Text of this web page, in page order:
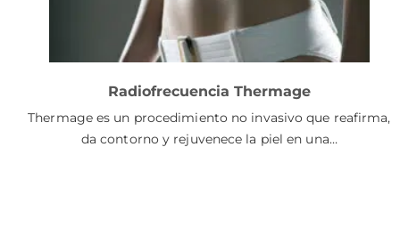
Radiofrecuencia Thermage
Thermage es un procedimiento no invasivo que reafirma,
da contorno y rejuvenece la piel en una…